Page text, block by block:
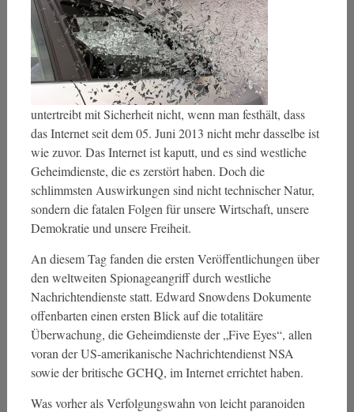
untertreibt mit Sicherheit nicht, wenn man festhält, dass
das Internet seit dem 05. Juni 2013 nicht mehr dasselbe ist
wie zuvor. Das Internet ist kaputt, und es sind westliche
Geheimdienste, die es zerstört haben. Doch die
schlimmsten Auswirkungen sind nicht technischer Natur,
sondern die fatalen Folgen für unsere Wirtschaft, unsere
Demokratie und unsere Freiheit.
An diesem Tag fanden die ersten Veröffentlichungen über
den weltweiten Spionageangriff durch westliche
Nachrichtendienste statt. Edward Snowdens Dokumente
offenbarten einen ersten Blick auf die totalitäre
Überwachung, die Geheimdienste der „Five Eyes“, allen
voran der US-amerikanische Nachrichtendienst NSA
sowie der britische GCHQ, im Internet errichtet haben.
Was vorher als Verfolgungswahn von leicht paranoiden